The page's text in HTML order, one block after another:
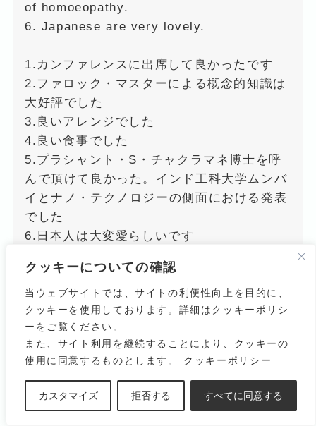
クッキーについての確認
当ウェブサイトでは、サイトの利便性向上を目的に、
クッキーを使用しております。詳細はクッキーポリシ
ーをご覧ください。
また、サイト利用を継続することにより、クッキーの
使用に同意するものとします。
クッキーポリシー
カスタマイズ 拒否する すべてに同意する
of homoeopathy.
6. Japanese are very lovely.
1.カンファレンスに出席して良かったです
2.ファロック・マスターによる概念的知識は
大好評でした
3.良いアレンジでした
4.良い食事でした
5.プラシャント・S・チャクラマネ博士を呼
んで頂けて良かった。インド工科大学ムンバ
イとナノ・テクノロジーの側面における発表
でした
6.日本人は大変愛らしいです
Its very excellent and informative
seminar. I like the severe cases
presented from Japanese speakers. By
this seminar. We came to know lots of